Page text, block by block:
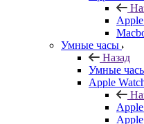
Умные часы
Назад
Умные
Apple